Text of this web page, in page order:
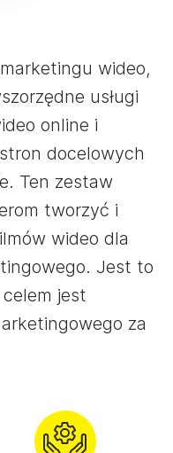
wideo,
usługi
online i
docelowych
Ten zestaw
tworzyć i
wideo dla
Jest to
jest
za